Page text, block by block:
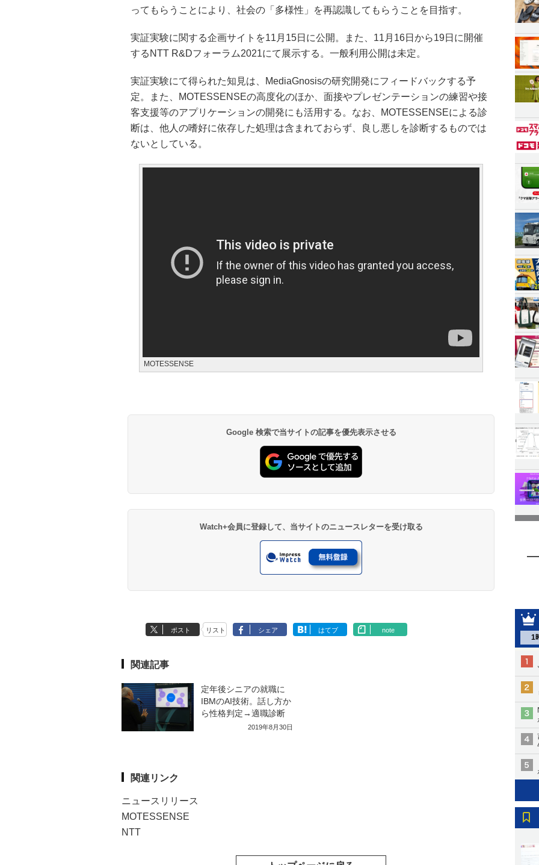
1
ってもらうことにより、社会の「多様性」を再認識してもらうことを目指す。
実証実験に関する企画サイトを11月15日に公開。また、11月16日から19日に開催
するNTT R&Dフォーラム2021にて展示する。一般利用公開は未定。
実証実験にて得られた知見は、MediaGnosisの研究開発にフィードバックする予
定。また、MOTESSENSEの高度化のほか、面接やプレゼンテーションの練習や接
客支援等のアプリケーションの開発にも活用する。なお、MOTESSENSEによる診
断は、他人の嗜好に依存した処理は含まれておらず、良し悪しを診断するものでは
ないとしている。
MOTESSENSE
Google 検索で当サイトの記事を優先表示させる
Watch+会員に登録して、当サイトのニュースレターを受け取る
ポスト リスト シェア はてブ note
関連記事
定年後シニアの就職に
IBMのAI技術。話し方か
ら性格判定→適職診断
2019年8月30日
関連リンク
ニュースリリース
MOTESSENSE
NTT